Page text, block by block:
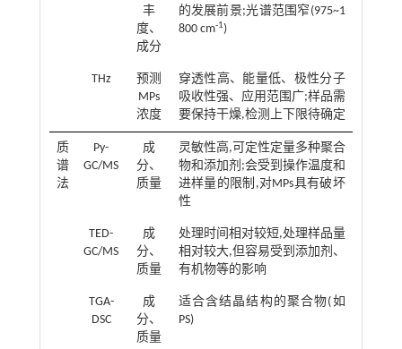
丰
度、
成分
的发展前景;光谱范围窄(975~1
800 cm-1)
THz
预测
MPs
浓度
穿透性高、能量低、极性分子
吸收性强、应用范围广;样品需
要保持干燥,检测上下限待确定
质
谱
法
Py-
GC/MS
成
分、
质量
灵敏性高,可定性定量多种聚合
物和添加剂;会受到操作温度和
进样量的限制,对MPs具有破坏
性
TED-
GC/MS
成
分、
质量
处理时间相对较短,处理样品量
相对较大,但容易受到添加剂、
有机物等的影响
TGA-
DSC
成
分、
质量
适合含结晶结构的聚合物(如
PS)